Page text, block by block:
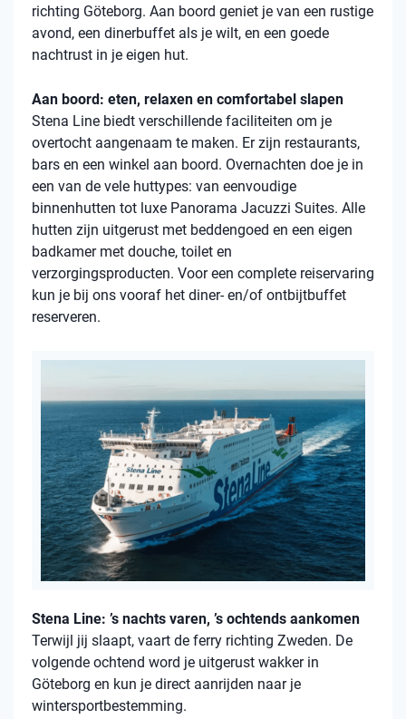
richting Göteborg. Aan boord geniet je van een rustige
avond, een dinerbuffet als je wilt, en een goede
nachtrust in je eigen hut.
Aan boord: eten, relaxen en comfortabel slapen
Stena Line biedt verschillende faciliteiten om je
overtocht aangenaam te maken. Er zijn restaurants,
bars en een winkel aan boord. Overnachten doe je in
een van de vele huttypes: van eenvoudige
binnenhutten tot luxe Panorama Jacuzzi Suites. Alle
hutten zijn uitgerust met beddengoed en een eigen
badkamer met douche, toilet en
verzorgingsproducten. Voor een complete reiservaring
kun je bij ons vooraf het diner- en/of ontbijtbuffet
reserveren.
Stena Line: ’s nachts varen, ’s ochtends aankomen
Terwijl jij slaapt, vaart de ferry richting Zweden. De
volgende ochtend word je uitgerust wakker in
Göteborg en kun je direct aanrijden naar je
wintersportbestemming.